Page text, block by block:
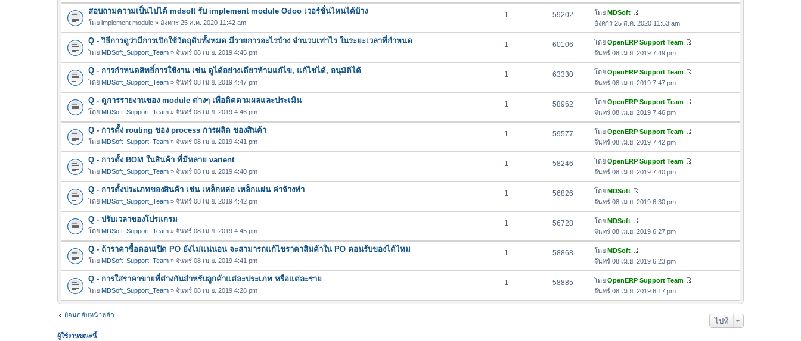
ล่
สุ
ว
ม
ล่
า
สุ
ค
ว
า
ม
ล่
า
สุ
สอบถามความเป็นไปได้ mdsoft รับ implement module Odoo เวอร์ชั่นไหนได้บ้าง
โดย implement module » อังคาร 25 ส.ค. 2020 11:42 am
1 59202 โดย MDSoft
ดู
ข้
อ
ค
ว
า
ม
ล่
า
สุ
อังคาร 25 ส.ค. 2020 11:53 am
Q - วิธีการดูว่ามีการเบิกใช้วัตถุดิบทั้งหมด มีรายการอะไรบ้าง จำนวนเท่าไร ในระยะเวลาที่กำหนด
โดย MDSoft_Support_Team » จันทร์ 08 เม.ย. 2019 4:45 pm
1 60106 โดย OpenERP Support Team
ข้
ว
ล่
จันทร์ 08 เม.ย. 2019 7:49 pm
Q - การกำหนดสิทธิ์การใช้งาน เช่น ดูได้อย่างเดียวห้ามแก้ไข, แก้ไขได้, อนุมัติได้
โดย MDSoft_Support_Team » จันทร์ 08 เม.ย. 2019 4:47 pm
1 63330 โดย OpenERP Support Team
ข้
ว
ล่
จันทร์ 08 เม.ย. 2019 7:47 pm
Q - ดูการรายงานของ module ต่างๆ เพื่อติดตามผลและประเมิน
โดย MDSoft_Support_Team » จันทร์ 08 เม.ย. 2019 4:46 pm
1 58962 โดย OpenERP Support Team
ข้
ว
ล่
จันทร์ 08 เม.ย. 2019 7:46 pm
Q - การตั้ง routing ของ process การผลิต ของสินค้า
โดย MDSoft_Support_Team » จันทร์ 08 เม.ย. 2019 4:41 pm
1 59577 โดย OpenERP Support Team
ข้
ว
ล่
จันทร์ 08 เม.ย. 2019 7:42 pm
Q - การตั้ง BOM ในสินค้า ที่มีหลาย varient
โดย MDSoft_Support_Team » จันทร์ 08 เม.ย. 2019 4:40 pm
1 58246 โดย OpenERP Support Team
ข้
ว
ล่
จันทร์ 08 เม.ย. 2019 7:40 pm
Q - การตั้งประเภทของสินค้า เช่น เหล็กหล่อ เหล็กแผ่น ค่าจ้างทำ
โดย MDSoft_Support_Team » จันทร์ 08 เม.ย. 2019 4:42 pm
1 56826 โดย MDSoft
ดู
ข้
ค
ว
ม
ล่
า
สุ
ด
จันทร์ 08 เม.ย. 2019 6:30 pm
Q - ปรับเวลาของโปรแกรม
โดย MDSoft_Support_Team » จันทร์ 08 เม.ย. 2019 4:45 pm
1 56728 โดย MDSoft
ดู
ข้
ค
ว
า
ม
ล่
จันทร์ 08 เม.ย. 2019 6:27 pm
Q - ถ้าราคาซื้อตอนเปิด PO ยังไม่แน่นอน จะสามารถแก้ไขราคาสินค้าใน PO ตอนรับของได้ไหม
โดย MDSoft_Support_Team » จันทร์ 08 เม.ย. 2019 4:41 pm
1 58868 โดย MDSoft
ดู
ข้
อ
ค
ว
จันทร์ 08 เม.ย. 2019 6:23 pm
Q - การใส่ราคาขายที่ต่างกันสำหรับลูกค้าแต่ละประเภท หรือแต่ละราย
โดย MDSoft_Support_Team » จันทร์ 08 เม.ย. 2019 4:28 pm
1 58885 โดย OpenERP Support Team
ข้
จันทร์ 08 เม.ย. 2019 6:17 pm
ย้อนกลับหน้าหลัก
ไปที่
ผู้ใช้งานขณะนี้